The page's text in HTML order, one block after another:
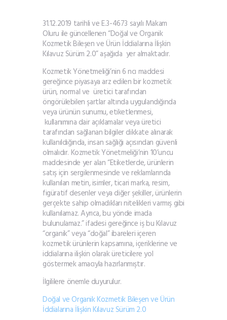
31.12.2019 tarihli ve E.3-4673 sayılı Makam
Oluru ile güncellenen “Doğal ve Organik
Kozmetik Bileşen ve Ürün İddialarına İlişkin
Kılavuz Sürüm 2.0” aşağıda yer almaktadır.
Kozmetik Yönetmeliği’nin 6 ncı maddesi
gereğince piyasaya arz edilen bir kozmetik
ürün, normal ve üretici tarafından
öngörülebilen şartlar altında uygulandığında
veya ürünün sunumu, etiketlenmesi,
kullanımına dair açıklamalar veya üretici
tarafından sağlanan bilgiler dikkate alınarak
kullanıldığında, insan sağlığı açısından güvenli
olmalıdır. Kozmetik Yönetmeliği’nin 10’uncu
maddesinde yer alan “Etiketlerde, ürünlerin
satış için sergilenmesinde ve reklamlarında
kullanılan metin, isimler, ticari marka, resim,
figüratif desenler veya diğer şekiller, ürünlerin
gerçekte sahip olmadıkları nitelikleri varmış gibi
kullanılamaz. Ayrıca, bu yönde imada
bulunulamaz.” ifadesi gereğince iş bu Kılavuz
“organik” veya “doğal” ibareleri içeren
kozmetik ürünlerin kapsamına, içeriklerine ve
iddialarına ilişkin olarak üreticilere yol
göstermek amacıyla hazırlanmıştır.
İlgililere önemle duyurulur.
Doğal ve Organik Kozmetik Bileşen ve Ürün
İddialarına İlişkin Kılavuz Sürüm 2.0